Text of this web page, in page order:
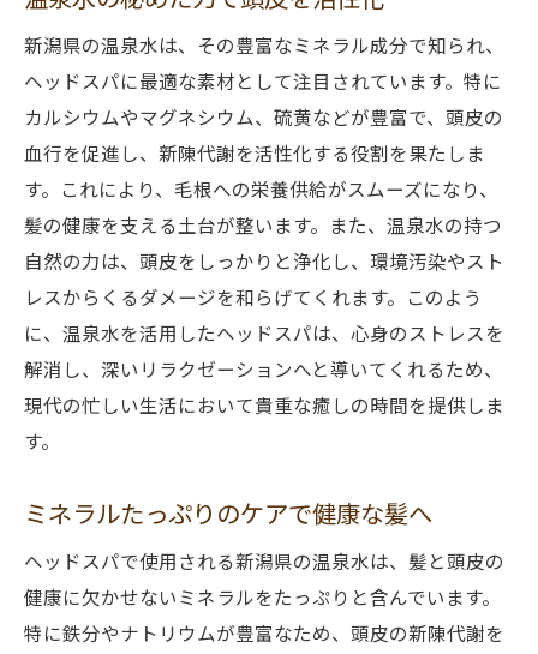
新潟県の温泉水は、その豊富なミネラル成分で知られ、
ヘッドスパに最適な素材として注目されています。特に
カルシウムやマグネシウム、硫黄などが豊富で、頭皮の
血行を促進し、新陳代謝を活性化する役割を果たしま
す。これにより、毛根への栄養供給がスムーズになり、
髪の健康を支える土台が整います。また、温泉水の持つ
自然の力は、頭皮をしっかりと浄化し、環境汚染やスト
レスからくるダメージを和らげてくれます。このよう
に、温泉水を活用したヘッドスパは、心身のストレスを
解消し、深いリラクゼーションへと導いてくれるため、
現代の忙しい生活において貴重な癒しの時間を提供しま
す。
ミネラルたっぷりのケアで健康な髪へ
ヘッドスパで使用される新潟県の温泉水は、髪と頭皮の
健康に欠かせないミネラルをたっぷりと含んでいます。
特に鉄分やナトリウムが豊富なため、頭皮の新陳代謝を